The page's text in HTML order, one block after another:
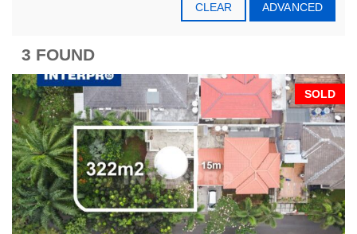
CLEAR ADVANCED
3 FOUND
SOLD